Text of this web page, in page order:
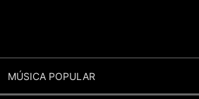
MÚSICA POPULAR